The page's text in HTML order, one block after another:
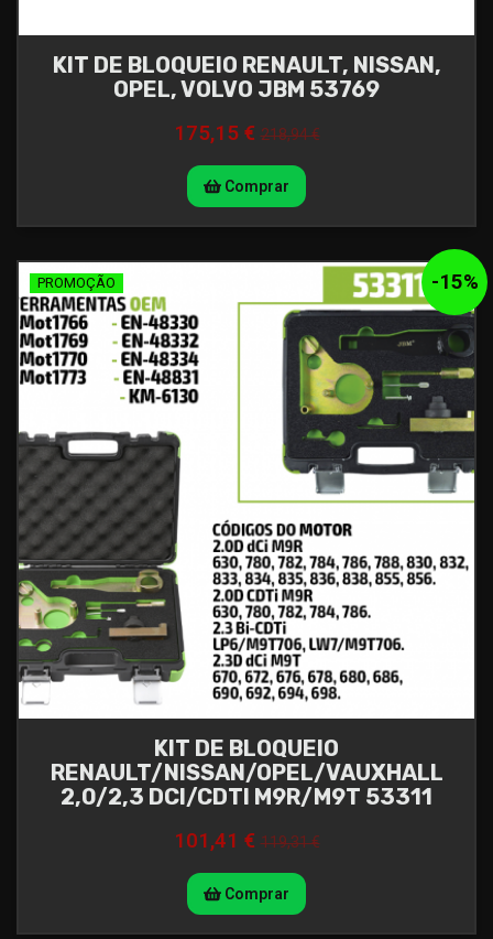
KIT DE BLOQUEIO RENAULT, NISSAN,
OPEL, VOLVO JBM 53769
175,15 €218,94 €
Comprar
-15%
PROMOÇÃO
KIT DE BLOQUEIO
RENAULT/NISSAN/OPEL/VAUXHALL
2,0/2,3 DCI/CDTI M9R/M9T 53311
101,41 €119,31 €
Comprar